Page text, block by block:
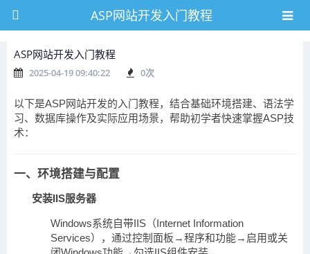
ASP网站开发入门教程
ASP网站开发入门教程
2025-04-19 09:40:22 0次
以下是ASP网站开发的入门教程，结合基础环境搭建、语法学
习、数据库操作及实际应用场景，帮助初学者快速掌握ASP技
术：
一、环境搭建与配置
安装IIS服务器
Windows系统自带IIS（Internet Information
Services），通过控制面板→程序和功能→启用或关